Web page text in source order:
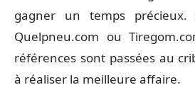
gagner un temps précieux.
Quelpneu.com ou
références sont passées au
à réaliser la meilleure affaire.